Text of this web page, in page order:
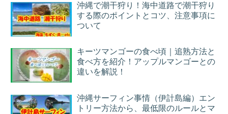
沖縄で潮干狩り！海中道路で潮干狩り
する際のポイントとコツ、注意事項に
ついて
キーツマンゴーの食べ頃｜追熟方法と
食べ方を紹介！アップルマンゴーとの
違いを解説！
沖縄サーフィン事情（伊計島編）エン
トリー方法から、最低限のルールとマ